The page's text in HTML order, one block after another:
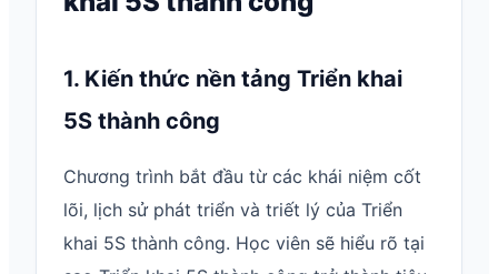
1. Kiến thức nền tảng Triển khai
5S thành công
Chương trình bắt đầu từ các khái niệm cốt
lõi, lịch sử phát triển và triết lý của Triển
khai 5S thành công. Học viên sẽ hiểu rõ tại